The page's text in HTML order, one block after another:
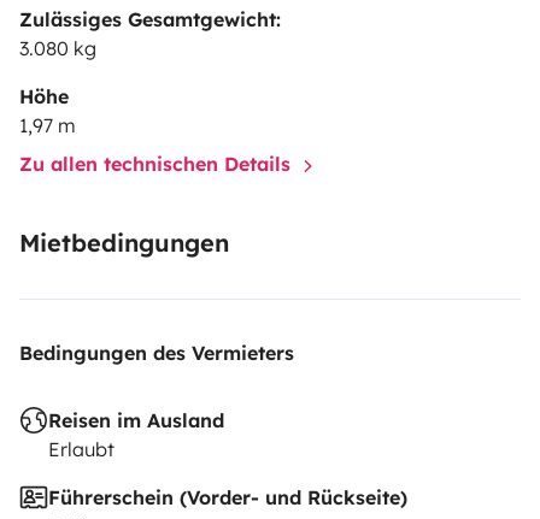
Zulässiges Gesamtgewicht:
3.080 kg
Höhe
1,97 m
Zu allen technischen Details
Mietbedingungen
Bedingungen des Vermieters
Reisen im Ausland
Erlaubt
Führerschein (Vorder- und Rückseite)